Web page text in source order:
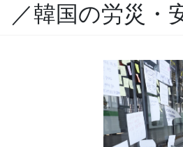
／韓国の労災・